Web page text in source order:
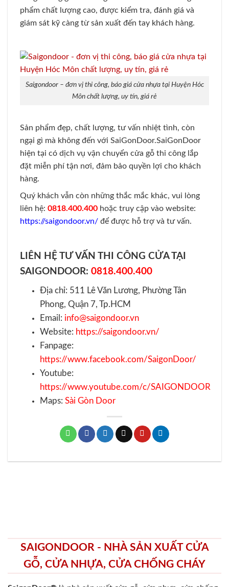
phẩm chất lượng cao, được kiểm tra, đánh giá và
giám sát kỹ càng từ sản xuất đến tay khách hàng.
Saigondoor – đơn vị thi công, báo giá cửa nhựa tại Huyện Hóc
Môn chất lượng, uy tín, giá rẻ
Sản phẩm đẹp, chất lượng, tư vấn nhiệt tình, còn
ngại gì mà không đến với SaiGonDoor.SaiGonDoor
hiện tại có dịch vụ vận chuyển cửa gỗ thi công lắp
đặt miễn phí tận nơi, đảm bảo quyền lợi cho khách
hàng.
Quý khách vẫn còn những thắc mắc khác, vui lòng
liên hệ: 0818.400.400 hoặc truy cập vào website:
https://saigondoor.vn/ để được hỗ trợ và tư vấn.
LIÊN HỆ TƯ VẤN THI CÔNG CỬA TẠI
SAIGONDOOR: 0818.400.400
Địa chỉ: 511 Lê Văn Lương, Phường Tân
Phong, Quận 7, Tp.HCM
Email: info@saigondoor.vn
Website: https://saigondoor.vn/
Fanpage:
https://www.facebook.com/SaigonDoor/
Youtube:
https://www.youtube.com/c/SAIGONDOOR
Maps: Sài Gòn Door
SAIGONDOOR - NHÀ SẢN XUẤT CỬA
GỖ, CỬA NHỰA, CỬA CHỐNG CHÁY